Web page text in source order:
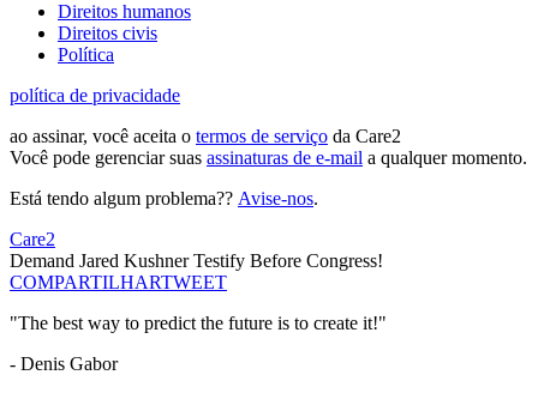
Direitos humanos
Direitos civis
Política
política de privacidade
ao assinar, você aceita o termos de serviço da Care2
Você pode gerenciar suas assinaturas de e-mail a qualquer momento.
Está tendo algum problema?? Avise-nos.
Care2
Demand Jared Kushner Testify Before Congress!
COMPARTILHARTWEET
"The best way to predict the future is to create it!"
- Denis Gabor